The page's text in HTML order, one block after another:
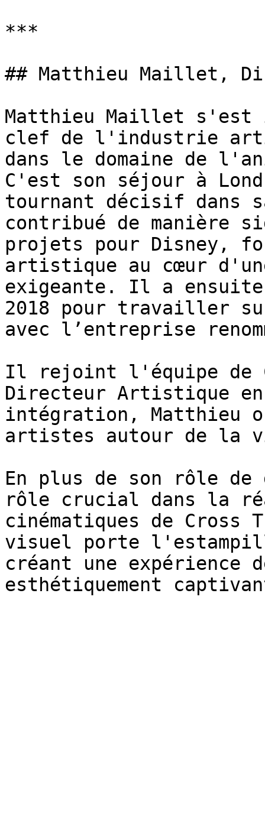
***
## Matthieu Maillet,
Matthieu Maillet s'est
clef de l'industrie
dans le domaine de
C'est son séjour à
tournant décisif dans
contribué de manière
projets pour Disney,
artistique au cœur
exigeante. Il a ensuite
2018 pour travailler
avec l’entreprise
Il rejoint l'équipe de
Directeur Artistique en
intégration, Matthieu
artistes autour de la
En plus de son rôle
rôle crucial dans la
cinématiques de Cross
visuel porte
créant une expérience